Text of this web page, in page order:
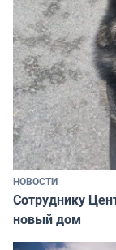
НОВОСТИ
Сотруднику
новый дом